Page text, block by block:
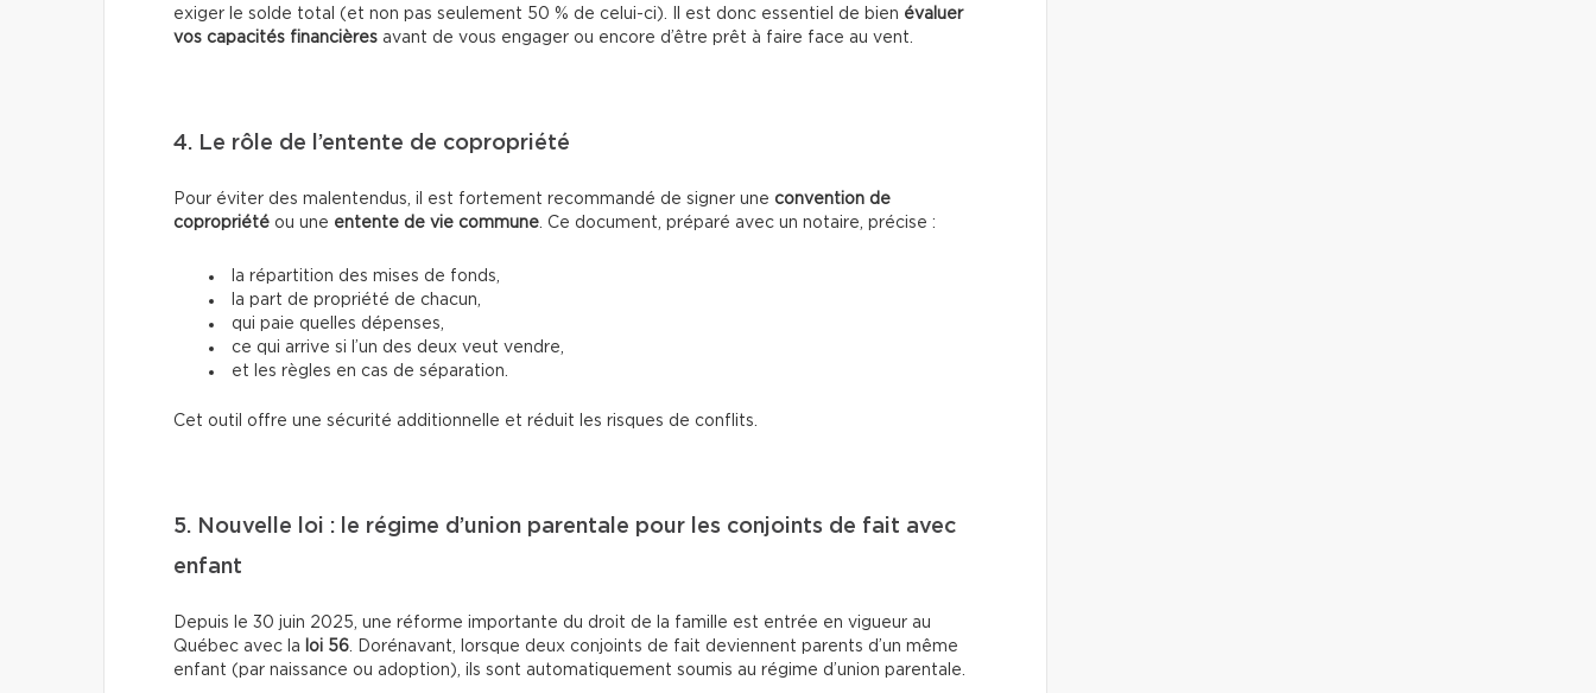
exiger le solde total (et non pas seulement 50 % de celui-ci). Il est donc essentiel de bien évaluer
vos capacités financières avant de vous engager ou encore d’être prêt à faire face au vent.
4. Le rôle de l’entente de copropriété
Pour éviter des malentendus, il est fortement recommandé de signer une convention de
copropriété ou une entente de vie commune. Ce document, préparé avec un notaire, précise :
la répartition des mises de fonds,
la part de propriété de chacun,
qui paie quelles dépenses,
ce qui arrive si l’un des deux veut vendre,
et les règles en cas de séparation.
Cet outil offre une sécurité additionnelle et réduit les risques de conflits.
5. Nouvelle loi : le régime d’union parentale pour les conjoints de fait avec
enfant
Depuis le 30 juin 2025, une réforme importante du droit de la famille est entrée en vigueur au
Québec avec la loi 56. Dorénavant, lorsque deux conjoints de fait deviennent parents d’un même
enfant (par naissance ou adoption), ils sont automatiquement soumis au régime d’union parentale.